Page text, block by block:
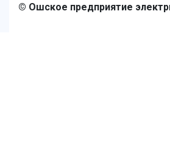
© Ошское предприятие